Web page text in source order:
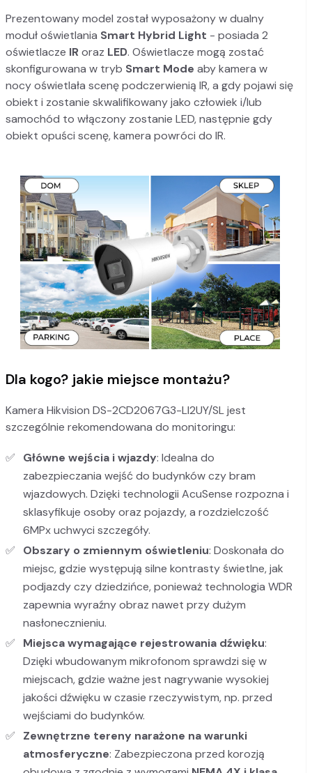
Prezentowany model został wyposażony w dualny
moduł oświetlania Smart Hybrid Light - posiada 2
oświetlacze IRoraz LED. Oświetlacze mogą zostać
skonfigurowana w tryb Smart Mode aby kamera w
nocy oświetlała scenę podczerwienią IR, a gdy pojawi się
obiekt i zostanie skwalifikowany jako człowiek i/lub
samochód to włączony zostanie LED, następnie gdy
obiekt opuści scenę, kamera powróci do IR.
Dla kogo? jakie miejsce montażu?
Kamera Hikvision DS-2CD2067G3-LI2UY/SL jest
szczególnie rekomendowana do monitoringu:
Główne wejścia i wjazdy: Idealna do
zabezpieczania wejść do budynków czy bram
wjazdowych. Dzięki technologii AcuSense rozpozna i
sklasyfikuje osoby oraz pojazdy, a rozdzielczość
6MPx uchwyci szczegóły.
Obszary o zmiennym oświetleniu: Doskonała do
miejsc, gdzie występują silne kontrasty świetlne, jak
podjazdy czy dziedzińce, ponieważ technologia WDR
zapewnia wyraźny obraz nawet przy dużym
nasłonecznieniu.
Miejsca wymagające rejestrowania dźwięku:
Dzięki wbudowanym mikrofonom sprawdzi się w
miejscach, gdzie ważne jest nagrywanie wysokiej
jakości dźwięku w czasie rzeczywistym, np. przed
wejściami do budynków.
Zewnętrzne tereny narażone na warunki
atmosferyczne: Zabezpieczona przed korozją